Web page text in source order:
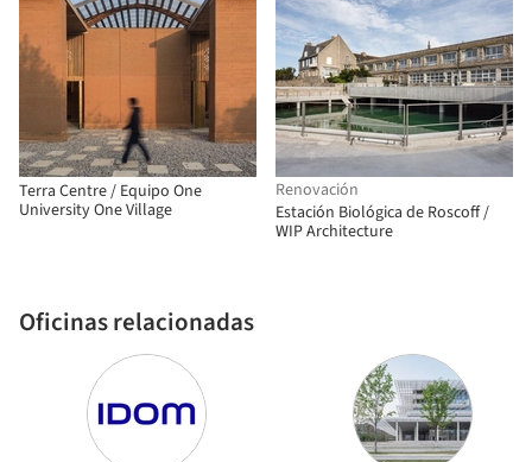
Terra Centre / Equipo One
University One Village
Oficinas relacionadas
Renovación
Estación Biológica de Roscoff /
WIP Architecture